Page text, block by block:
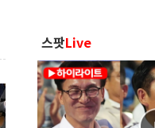
스팟Live